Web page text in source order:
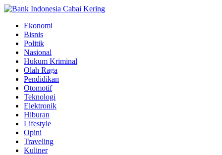
Ekonomi
Bisnis
Politik
Nasional
Hukum Kriminal
Olah Raga
Pendidikan
Otomotif
Teknologi
Elektronik
Hiburan
Lifestyle
Opini
Traveling
Kuliner